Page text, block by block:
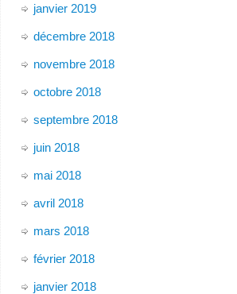
janvier 2019
décembre 2018
novembre 2018
octobre 2018
septembre 2018
juin 2018
mai 2018
avril 2018
mars 2018
février 2018
janvier 2018